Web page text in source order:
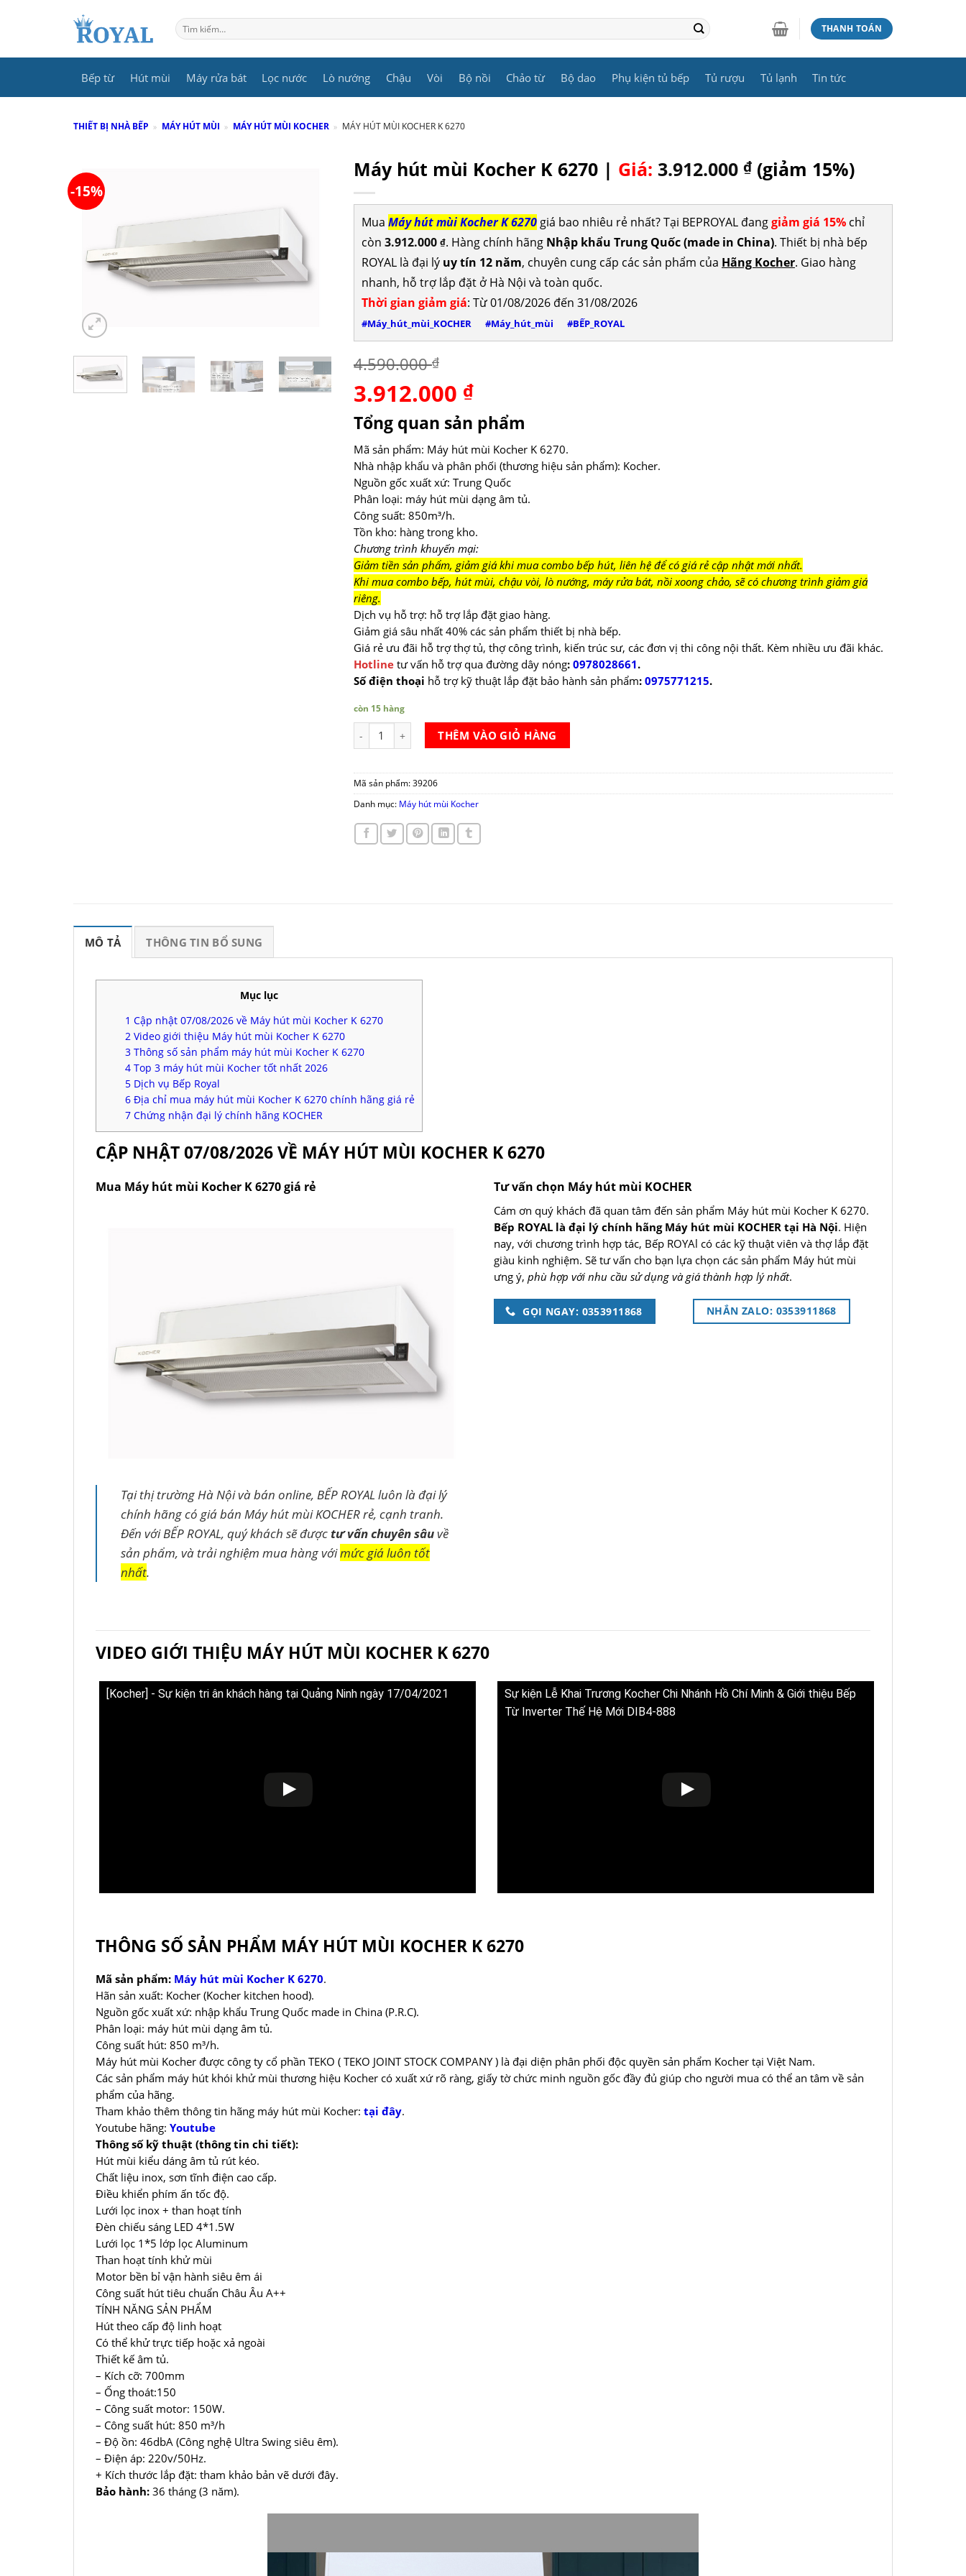
Tìm
kiếm:
THANH TOÁN
Bếp từ Hút mùi Máy rửa bát Lọc nước Lò nướng Chậu Vòi Bộ nồi Chảo từ Bộ dao Phụ kiện tủ bếp Tủ rượu Tủ lạnh Tin tức
THIẾT BỊ NHÀ BẾP » MÁY HÚT MÙI » MÁY HÚT MÙI KOCHER » MÁY HÚT MÙI KOCHER K 6270
-15%
Máy hút mùi Kocher K 6270 | Giá: 3.912.000 ₫(giảm 15%)
Mua Máy hút mùi Kocher K 6270giá bao nhiêu rẻ nhất? Tại BEPROYAL đanggiảm giá 15%chỉ
còn 3.912.000 ₫. Hàng chính hãng Nhập khẩu Trung Quốc (made in China). Thiết bị nhà bếp
ROYAL là đại lý uy tín 12 năm, chuyên cung cấp các sản phẩm của Hãng Kocher. Giao hàng
nhanh, hỗ trợ lắp đặt ở Hà Nội và toàn quốc.
Thời gian giảm giá: Từ 01/08/2026 đến 31/08/2026
#Máy_hút_mùi_KOCHER #Máy_hút_mùi #BẾP_ROYAL
4.590.000₫
Giá
gốc
là:
4.590.000 ₫.
3.912.000 ₫Giá
tại
là:
3.912.000 ₫.
Tổng quan sản phẩm
Mã sản phẩm: Máy hút mùi Kocher K 6270.
Nhà nhập khẩu và phân phối (thương hiệu sản phẩm): Kocher.
Nguồn gốc xuất xứ: Trung Quốc
Phân loại: máy hút mùi dạng âm tủ.
Công suất: 850m³/h.
Tồn kho: hàng trong kho.
Chương trình khuyến mại:
Giảm tiền sản phẩm, giảm giá khi mua combo bếp hút, liên hệ để có giá rẻ cập nhật mới nhất.
Khi mua combo bếp, hút mùi, chậu vòi, lò nướng, máy rửa bát, nồi xoong chảo, sẽ có chương trình giảm giá
riêng.
Dịch vụ hỗ trợ: hỗ trợ lắp đặt giao hàng.
Giảm giá sâu nhất 40% các sản phẩm thiết bị nhà bếp.
Giá rẻ ưu đãi hỗ trợ thợ tủ, thợ công trình, kiến trúc sư, các đơn vị thi công nội thất. Kèm nhiều ưu đãi khác.
Hotline tư vấn hỗ trợ qua đường dây nóng: 0978028661.
Số điện thoại hỗ trợ kỹ thuật lắp đặt bảo hành sản phẩm: 0975771215.
còn 15 hàng
Máy hút mùi Kocher K 6270 số lượng
THÊM VÀO GIỎ HÀNG
Mã sản phẩm: 39206
Danh mục: Máy hút mùi Kocher
MÔ TẢ THÔNG TIN BỔ SUNG
Mục lục
1 Cập nhật 07/08/2026 về Máy hút mùi Kocher K 6270
2 Video giới thiệu Máy hút mùi Kocher K 6270
3 Thông số sản phẩm máy hút mùi Kocher K 6270
4 Top 3 máy hút mùi Kocher tốt nhất 2026
5 Dịch vụ Bếp Royal
6 Địa chỉ mua máy hút mùi Kocher K 6270 chính hãng giá rẻ
7 Chứng nhận đại lý chính hãng KOCHER
CẬP NHẬT 07/08/2026 VỀ MÁY HÚT MÙI KOCHER K 6270
Mua Máy hút mùi Kocher K 6270 giá rẻ
Tại thị trường Hà Nội và bán online, BẾP ROYAL luôn là đại lý
chính hãng có giá bán Máy hút mùi KOCHER rẻ, cạnh tranh.
Đến với BẾP ROYAL, quý khách sẽ đượctư vấn chuyên sâuvề
sản phẩm, và trải nghiệm mua hàng vớimức giá luôn tốt
nhất.
Tư vấn chọn Máy hút mùi KOCHER
Cám ơn quý khách đã quan tâm đến sản phẩm Máy hút mùi Kocher K 6270.
Bếp ROYAL là đại lý chính hãng Máy hút mùi KOCHER tại Hà Nội. Hiện
nay, với chương trình hợp tác, Bếp ROYAl có các kỹ thuật viên và thợ lắp đặt
giàu kinh nghiệm. Sẽ tư vấn cho bạn lựa chọn các sản phẩm Máy hút mùi
ưng ý, phù hợp với nhu cầu sử dụng và giá thành hợp lý nhất.
GỌI NGAY: 0353911868 NHẮN ZALO: 0353911868
VIDEO GIỚI THIỆU MÁY HÚT MÙI KOCHER K 6270
[Kocher] - Sự kiện tri ân khách hàng tại Quảng Ninh ngày 17/04/2021
Sự kiện Lễ Khai Trương Kocher Chi Nhánh Hồ Chí Minh & Giới thiệu Bếp
Từ Inverter Thế Hệ Mới DIB4-888
THÔNG SỐ SẢN PHẨM MÁY HÚT MÙI KOCHER K 6270
Mã sản phẩm: Máy hút mùi Kocher K 6270.
Hãn sản xuất: Kocher (Kocher kitchen hood).
Nguồn gốc xuất xứ: nhập khẩu Trung Quốc made in China (P.R.C).
Phân loại: máy hút mùi dạng âm tủ.
Công suất hút: 850 m³/h.
Máy hút mùi Kocher được công ty cổ phần TEKO ( TEKO JOINT STOCK COMPANY ) là đại diện phân phối độc quyền sản phẩm Kocher tại Việt Nam.
Các sản phẩm máy hút khói khử mùi thương hiệu Kocher có xuất xứ rõ ràng, giấy tờ chức minh nguồn gốc đầy đủ giúp cho người mua có thể an tâm về sản
phẩm của hãng.
Tham khảo thêm thông tin hãng máy hút mùi Kocher: tại đây.
Youtube hãng: Youtube
Thông số kỹ thuật (thông tin chi tiết):
Hút mùi kiểu dáng âm tủ rút kéo.
Chất liệu inox, sơn tĩnh điện cao cấp.
Điều khiển phím ấn tốc độ.
Lưới lọc inox + than hoạt tính
Đèn chiếu sáng LED 4*1.5W
Lưới lọc 1*5 lớp lọc Aluminum
Than hoạt tính khử mùi
Motor bền bỉ vận hành siêu êm ái
Công suất hút tiêu chuẩn Châu Âu A++
TÍNH NĂNG SẢN PHẨM
Hút theo cấp độ linh hoạt
Có thể khử trực tiếp hoặc xả ngoài
Thiết kế âm tủ.
– Kích cỡ: 700mm
– Ống thoát:150
– Công suất motor: 150W.
– Công suất hút: 850 m³/h
– Độ ồn: 46dbA (Công nghệ Ultra Swing siêu êm).
– Điện áp: 220v/50Hz.
+ Kích thước lắp đặt: tham khảo bản vẽ dưới đây.
Bảo hành: 36 tháng (3 năm).